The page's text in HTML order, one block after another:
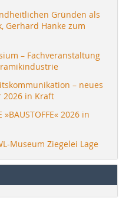
Gründen als
Gerhard Hanke zum
– Fachveranstaltung
– neues
2026 in Kraft
2026 in
Museum Ziegelei Lage